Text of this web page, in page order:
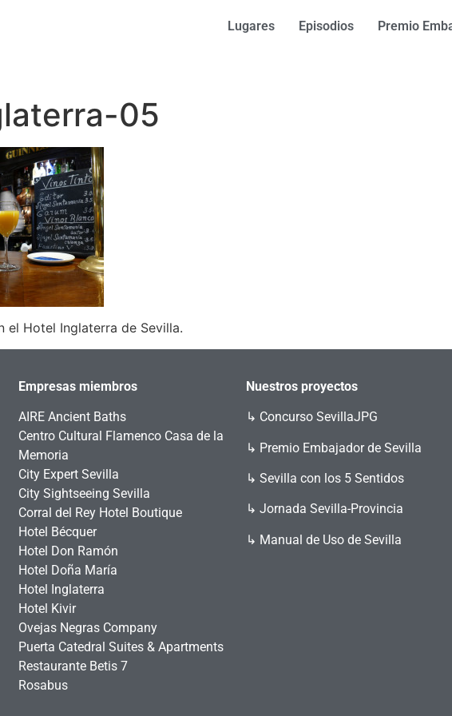
Lugares Episodios Premio
05
el Hotel Inglaterra de Sevilla.
Empresas miembros
AIRE Ancient Baths
Centro Cultural Flamenco Casa de la
Memoria
City Expert Sevilla
City Sightseeing Sevilla
Corral del Rey Hotel Boutique
Hotel Bécquer
Hotel Don Ramón
Hotel Doña María
Hotel Inglaterra
Hotel Kivir
Ovejas Negras Company
Puerta Catedral Suites & Apartments
Restaurante Betis 7
Rosabus
Nuestros proyectos
↳ Concurso SevillaJPG
↳ Premio Embajador de Sevilla
↳ Sevilla con los 5 Sentidos
↳ Jornada Sevilla-Provincia
↳ Manual de Uso de Sevilla